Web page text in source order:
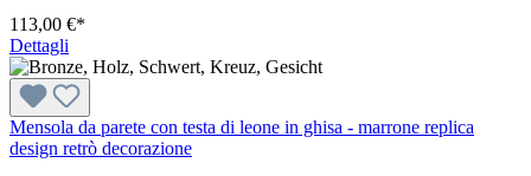
113,00 €*
Dettagli
Mensola da parete con testa di leone in ghisa - marrone replica
design retrò decorazione